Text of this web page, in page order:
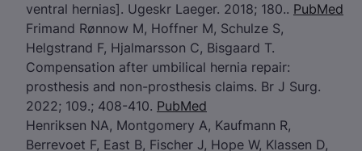
ventral hernias]. Ugeskr Laeger. 2018; 180.. PubMed
Frimand Rønnow M, Hoffner M, Schulze S,
Helgstrand F, Hjalmarsson C, Bisgaard T.
Compensation after umbilical hernia repair:
prosthesis and non-prosthesis claims. Br J Surg.
2022; 109.; 408-410. PubMed
Henriksen NA, Montgomery A, Kaufmann R,
Berrevoet F, East B, Fischer J, Hope W, Klassen D,